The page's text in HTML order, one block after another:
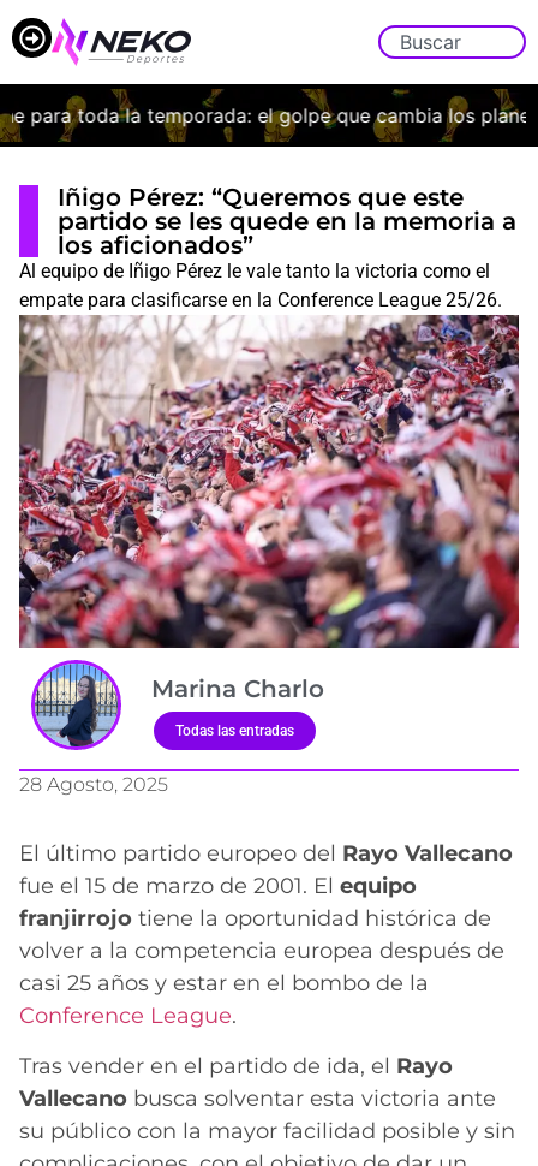
toda la temporada: el golpe que cambia los planes
Iñigo Pérez: “Queremos que este
partido se les quede en la memoria a
los aficionados”
Al equipo de Iñigo Pérez le vale tanto la victoria como el
empate para clasificarse en la Conference League 25/26.
Marina Charlo
Todas las entradas
28 Agosto, 2025
El último partido europeo del Rayo Vallecano
fue el 15 de marzo de 2001. El equipo
franjirrojo tiene la oportunidad histórica de
volver a la competencia europea después de
casi 25 años y estar en el bombo de la
Conference League.
Tras vender en el partido de ida, el Rayo
Vallecano busca solventar esta victoria ante
su público con la mayor facilidad posible y sin